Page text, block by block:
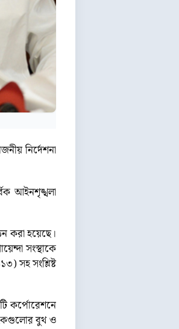
নির্দেশনা
আইনশৃঙ্খলা
করা হয়েছে।
সংস্থাকে
সহ সংশ্লিষ্ট
কর্পোরেশনে
বুথ ও